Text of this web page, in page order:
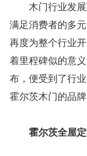
木门行业发展
满足消费者的多
再度为整个行业
着里程碑似的意
布，便受到了行
霍尔茨木门的品
霍尔茨全屋